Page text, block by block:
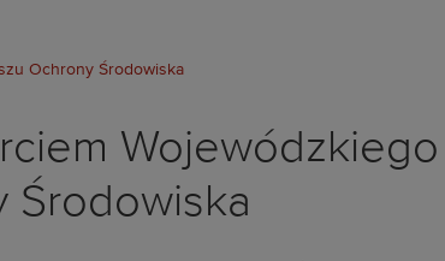
Ochrony Środowiska
Wojewódzkiego
Środowiska